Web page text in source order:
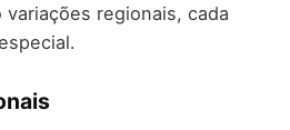
regionais, cada